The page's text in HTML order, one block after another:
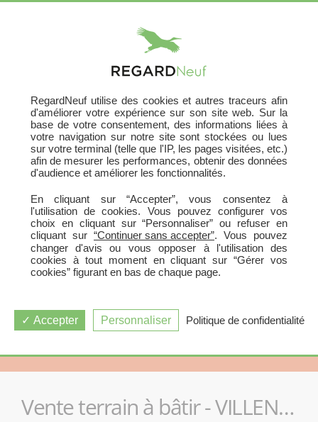
RECHERCHER UN TERRAIN
Vente terrain à bâtir - VILLENAVE D ORNON (33140)
RegardNeuf utilise des cookies et autres traceurs afin
d'améliorer votre expérience sur son site web. Sur la
base de votre consentement, des informations liées à
votre navigation sur notre site sont stockées ou lues
sur votre terminal (telle que l'IP, les pages visitées, etc.)
afin de mesurer les performances, obtenir des données
d'audience et améliorer les fonctionnalités.
En cliquant sur “Accepter”, vous consentez à
l'utilisation de cookies. Vous pouvez configurer vos
choix en cliquant sur “Personnaliser” ou refuser en
cliquant sur “Continuer sans accepter”. Vous pouvez
changer d'avis ou vous opposer à l'utilisation des
cookies à tout moment en cliquant sur “Gérer vos
cookies” figurant en bas de chaque page.
Accepter Personnaliser Politique de confidentialité